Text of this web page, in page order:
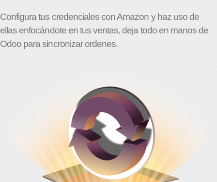
Configura tus credenciales con Amazon y haz uso de
ellas enfocándote en tus ventas, deja todo en manos de
Odoo para sincronizar ordenes.